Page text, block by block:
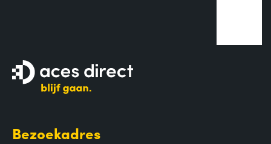
Bezoekadres